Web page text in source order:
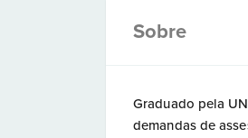
Sobre
Graduado pela
demandas de